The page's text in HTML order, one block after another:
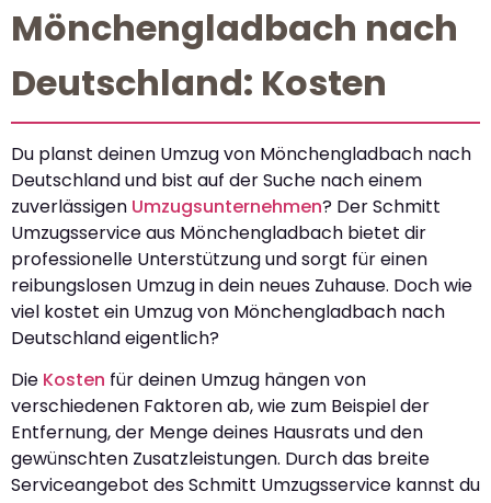
Mönchengladbach nach
Deutschland: Kosten
Du planst deinen Umzug von Mönchengladbach nach
Deutschland und bist auf der Suche nach einem
zuverlässigen Umzugsunternehmen? Der Schmitt
Umzugsservice aus Mönchengladbach bietet dir
professionelle Unterstützung und sorgt für einen
reibungslosen Umzug in dein neues Zuhause. Doch wie
viel kostet ein Umzug von Mönchengladbach nach
Deutschland eigentlich?
Die Kosten für deinen Umzug hängen von
verschiedenen Faktoren ab, wie zum Beispiel der
Entfernung, der Menge deines Hausrats und den
gewünschten Zusatzleistungen. Durch das breite
Serviceangebot des Schmitt Umzugsservice kannst du